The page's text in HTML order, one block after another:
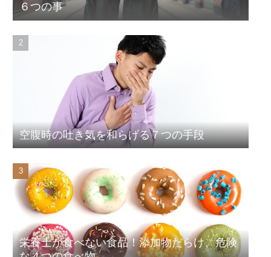
６つの事
空腹時の吐き気を和らげる７つの手段
栄養士が食べない食品！添加物だらけ、危険